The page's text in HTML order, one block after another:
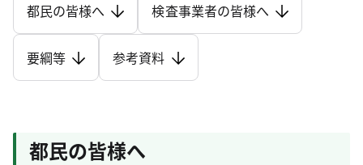
都民の皆様へ 検査事業者の皆様へ
要綱等 参考資料
都民の皆様へ